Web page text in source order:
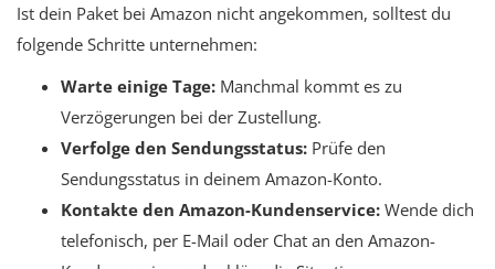
Ist dein Paket bei Amazon nicht angekommen, solltest du
folgende Schritte unternehmen:
Warte einige Tage: Manchmal kommt es zu
Verzögerungen bei der Zustellung.
Verfolge den Sendungsstatus: Prüfe den
Sendungsstatus in deinem Amazon-Konto.
Kontakte den Amazon-Kundenservice: Wende dich
telefonisch, per E-Mail oder Chat an den Amazon-